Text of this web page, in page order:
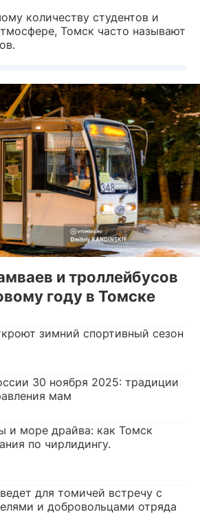
количеству студентов и
Томск часто называют
и троллейбусов
году в Томске
зимний спортивный сезон
30 ноября 2025: традиции
мам
и море драйва: как Томск
по чирлидингу.
для томичей встречу с
и добровольцами отряда